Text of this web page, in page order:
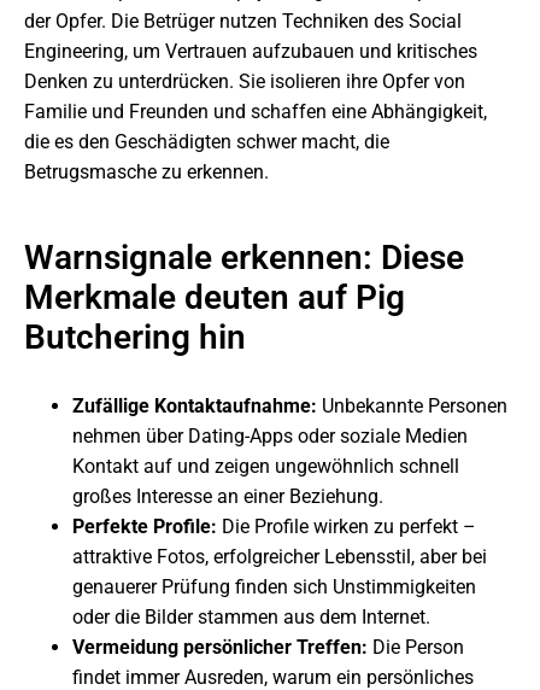
der Opfer. Die Betrüger nutzen Techniken des Social
Engineering, um Vertrauen aufzubauen und kritisches
Denken zu unterdrücken. Sie isolieren ihre Opfer von
Familie und Freunden und schaffen eine Abhängigkeit,
die es den Geschädigten schwer macht, die
Betrugsmasche zu erkennen.
Warnsignale erkennen: Diese
Merkmale deuten auf Pig
Butchering hin
Zufällige Kontaktaufnahme: Unbekannte Personen
nehmen über Dating-Apps oder soziale Medien
Kontakt auf und zeigen ungewöhnlich schnell
großes Interesse an einer Beziehung.
Perfekte Profile: Die Profile wirken zu perfekt –
attraktive Fotos, erfolgreicher Lebensstil, aber bei
genauerer Prüfung finden sich Unstimmigkeiten
oder die Bilder stammen aus dem Internet.
Vermeidung persönlicher Treffen: Die Person
findet immer Ausreden, warum ein persönliches